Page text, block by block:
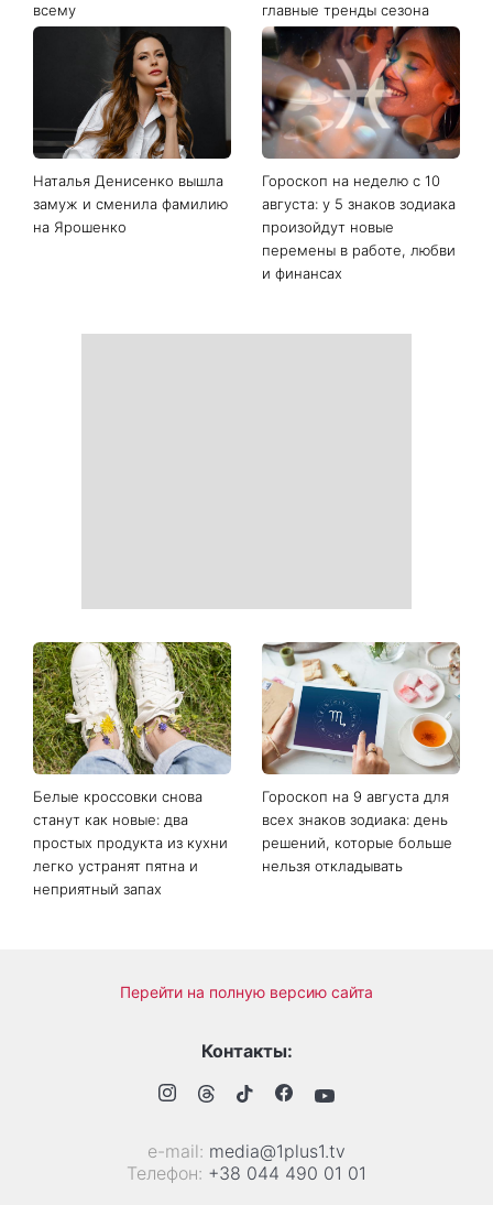
всему
главные тренды сезона
Наталья Денисенко вышла
замуж и сменила фамилию
на Ярошенко
Гороскоп на неделю с 10
августа: у 5 знаков зодиака
произойдут новые
перемены в работе, любви
и финансах
Белые кроссовки снова
станут как новые: два
простых продукта из кухни
легко устранят пятна и
неприятный запах
Гороскоп на 9 августа для
всех знаков зодиака: день
решений, которые больше
нельзя откладывать
Перейти на полную версию сайта
Контакты:
е-mail: media@1plus1.tv
Телефон: +38 044 490 01 01